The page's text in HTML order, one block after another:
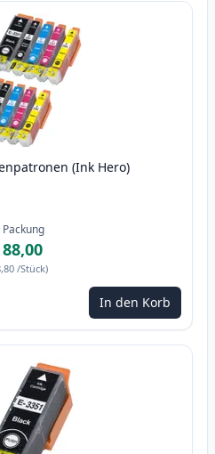
(Ink Hero)
Packung
/Stück)
um anzupassenIn den Korb